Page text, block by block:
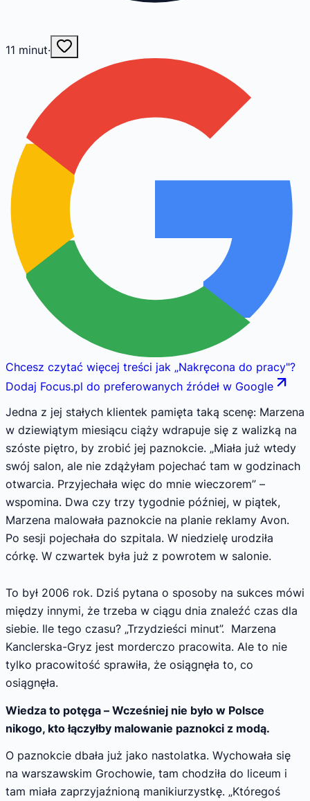
11 minut·
Chcesz czytać więcej treści jak „Nakręcona do pracy"?
Dodaj Focus.pl do preferowanych źródeł w Google
Jedna z jej stałych klientek pamięta taką scenę: Marzena
w dziewiątym miesiącu ciąży wdrapuje się z walizką na
szóste piętro, by zrobić jej paznokcie. „Miała już wtedy
swój salon, ale nie zdążyłam pojechać tam w godzinach
otwarcia. Przyjechała więc do mnie wieczorem” –
wspomina. Dwa czy trzy tygodnie później, w piątek,
Marzena malowała paznokcie na planie reklamy Avon.
Po sesji pojechała do szpitala. W niedzielę urodziła
córkę. W czwartek była już z powrotem w salonie.
To był 2006 rok. Dziś pytana o sposoby na sukces mówi
między innymi, że trzeba w ciągu dnia znaleźć czas dla
siebie. Ile tego czasu? „Trzydzieści minut”. Marzena
Kanclerska-Gryz jest morderczo pracowita. Ale to nie
tylko pracowitość sprawiła, że osiągnęła to, co
osiągnęła.
Wiedza to potęga – Wcześniej nie było w Polsce
nikogo, kto łączyłby malowanie paznokci z modą.
O paznokcie dbała już jako nastolatka. Wychowała się
na warszawskim Grochowie, tam chodziła do liceum i
tam miała zaprzyjaźnioną manikiurzystkę. „Któregoś